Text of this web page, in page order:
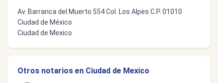
Av. Barranca del Muerto 554 Col. Los Alpes C.P. 01010
Ciudad de México
Ciudad de Mexico
Otros notarios en Ciudad de Mexico